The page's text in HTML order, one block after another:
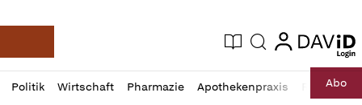
Deutsche Apotheker Zeitung
Aktuelle Ausgabe
Suche login
login
Politik Wirtschaft Pharmazie Apothekenpraxis RechtAbo
Profil
öffnen
Daz
Pur